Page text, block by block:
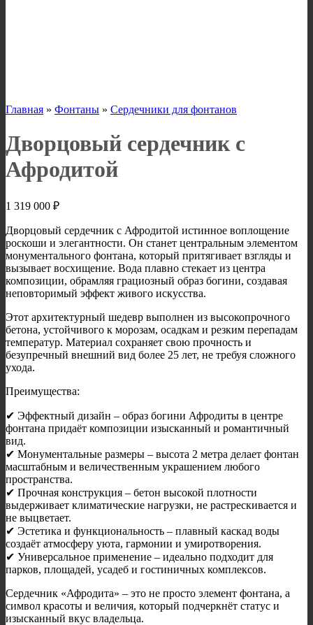
Главная » Фонтаны » Сердечники для фонтанов
Дворцовый сердечник с
Афродитой
1 319 000 ₽
Дворцовый сердечник с Афродитой истинное воплощение
роскоши и элегантности. Он станет центральным элементом
монументального фонтана, который притягивает взгляды и
вызывает восхищение. Вода плавно стекает из центра
композиции, обрамляя грациозный образ богини, создавая
неповторимый эффект живого искусства.
Этот архитектурный шедевр выполнен из высокопрочного
бетона, устойчивого к морозам, осадкам и резким перепадам
температур. Материал сохраняет свою прочность и
безупречный внешний вид более 25 лет, не требуя сложного
ухода.
Преимущества:
✔ Эффектный дизайн – образ богини Афродиты в центре
фонтана придаёт композиции изысканный и романтичный
вид.
✔ Монументальные размеры – высота 2 метра делает фонтан
масштабным и величественным украшением любого
пространства.
✔ Прочная конструкция – бетон высокой плотности
выдерживает климатические нагрузки, не растрескивается и
не выцветает.
✔ Эстетика и функциональность – плавный каскад воды
создаёт атмосферу уюта, гармонии и умиротворения.
✔ Универсальное применение – идеально подходит для
парков, площадей, усадеб и гостиничных комплексов.
Сердечник «Афродита» – это не просто элемент фонтана, а
символ красоты и величия, который подчеркнёт статус и
изысканный вкус владельца.